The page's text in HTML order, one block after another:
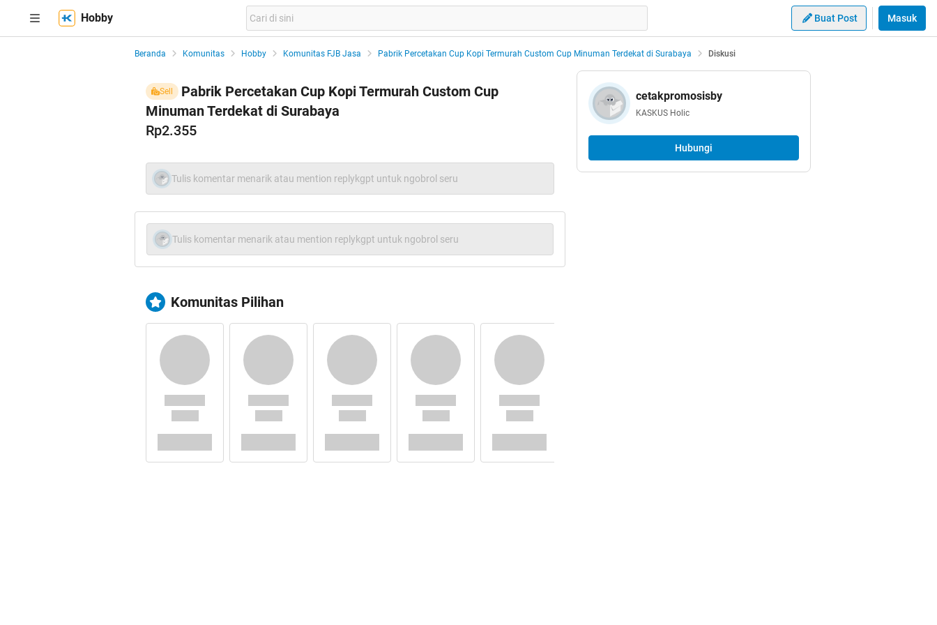
Hobby Buat Post Masuk
Beranda Komunitas Hobby Komunitas FJB Jasa Pabrik Percetakan Cup Kopi Termurah Custom Cup Minuman Terdekat di Surabaya Diskusi
Sell
Pabrik Percetakan Cup Kopi Termurah Custom Cup
Minuman Terdekat di Surabaya
Rp2.355
Tulis komentar menarik atau mention replykgpt untuk ngobrol seru
Tulis komentar menarik atau mention replykgpt untuk ngobrol seru
Komunitas Pilihan
cetakpromosisby
KASKUS Holic
Hubungi